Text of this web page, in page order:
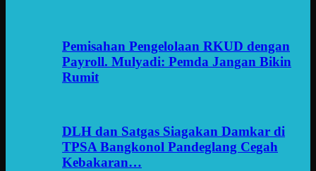
Pemisahan Pengelolaan RKUD dengan
Payroll. Mulyadi: Pemda Jangan Bikin
Rumit
DLH dan Satgas Siagakan Damkar di
TPSA Bangkonol Pandeglang Cegah
Kebakaran…